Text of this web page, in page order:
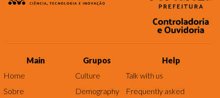
Main
Home
Sobre
Grupos
Culture
Demography
Help
Talk with us
Frequently asked